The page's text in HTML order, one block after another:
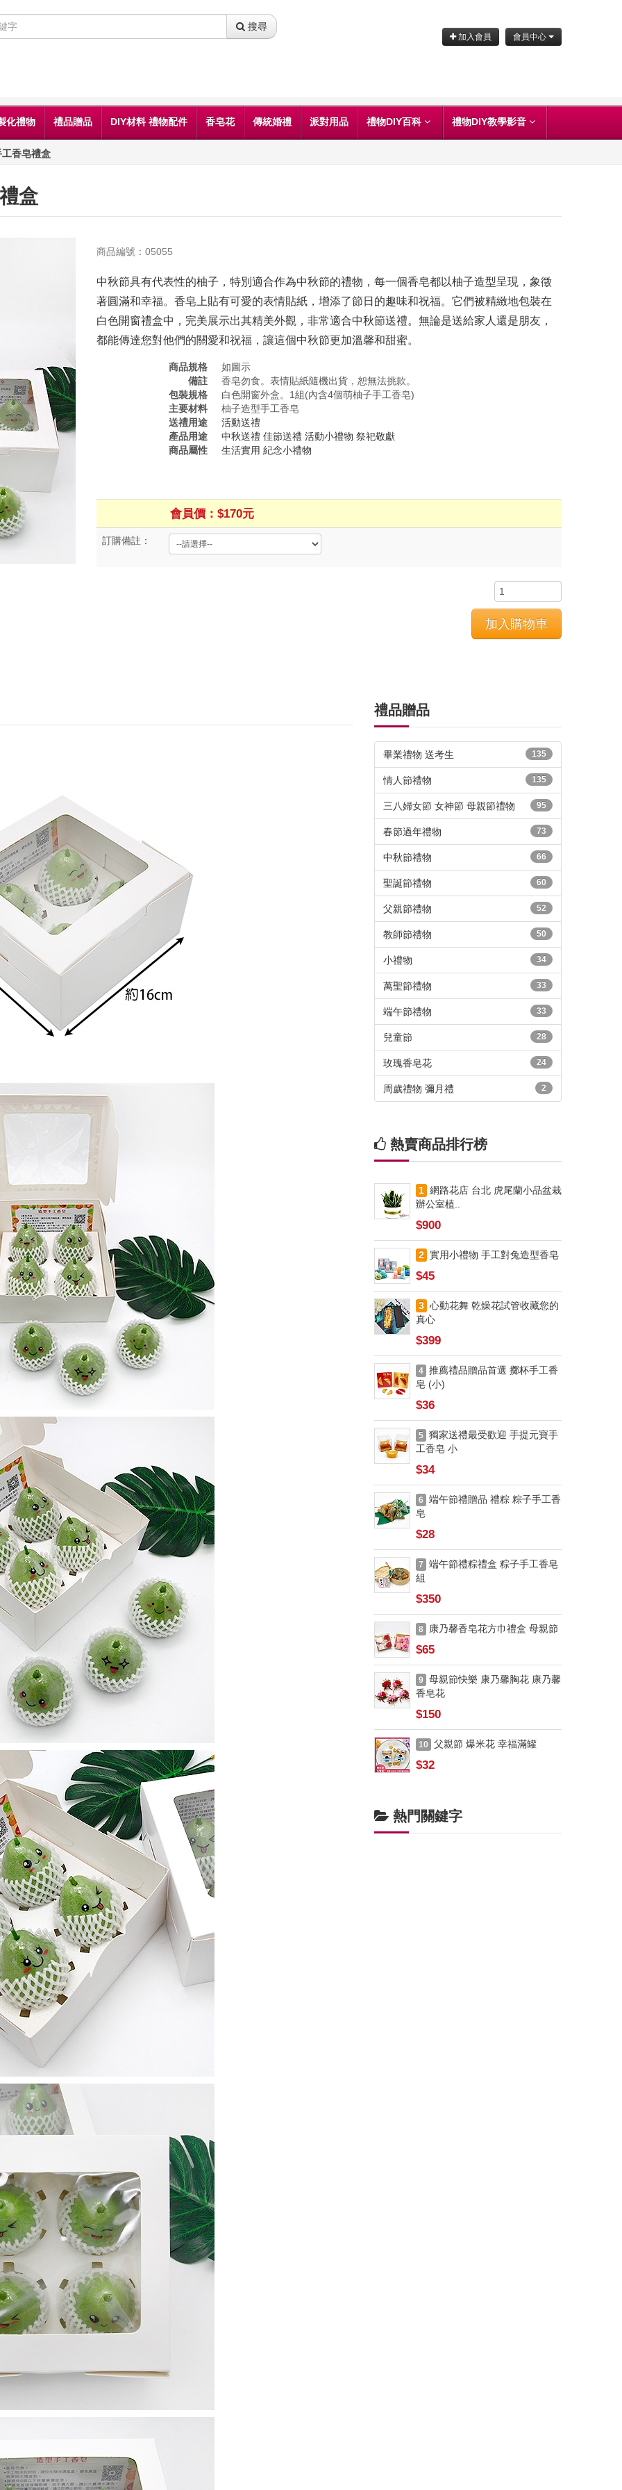
搜尋
加入會員 會員中心
化禮物 禮品贈品 DIY材料 禮物配件 香皂花 傳統婚禮 派對用品 禮物DIY百科 禮物DIY教學影音
香皂禮盒
盒
商品編號：05055
中秋節具有代表性的柚子，特別適合作為中秋節的禮物，每一個香皂都以柚子造型呈現，象徵
著圓滿和幸福。香皂上貼有可愛的表情貼紙，增添了節日的趣味和祝福。它們被精緻地包裝在
白色開窗禮盒中，完美展示出其精美外觀，非常適合中秋節送禮。無論是送給家人還是朋友，
都能傳達您對他們的關愛和祝福，讓這個中秋節更加溫馨和甜蜜。
商品規格
如圖示
備註
香皂勿食。表情貼紙隨機出貨，恕無法挑款。
包裝規格
白色開窗外盒。1組(內含4個萌柚子手工香皂)
主要材料
柚子造型手工香皂
送禮用途
活動送禮
產品用途
中秋送禮 佳節送禮 活動小禮物 祭祀敬獻
商品屬性
生活實用 紀念小禮物
會員價：$170元
訂購備註：
禮品贈品
畢業禮物 送考生 135
情人節禮物 135
三八婦女節 女神節 母親節禮物 95
春節過年禮物 73
中秋節禮物 66
聖誕節禮物 60
父親節禮物 52
教師節禮物 50
小禮物 34
萬聖節禮物 33
端午節禮物 33
兒童節 28
玫瑰香皂花 24
周歲禮物 彌月禮 2
熱賣商品排行榜
1 網路花店 台北 虎尾蘭小品盆栽
辦公室植..
$900
2 實用小禮物 手工對兔造型香皂
$45
3 心動花舞 乾燥花試管收藏您的
真心
$399
4 推薦禮品贈品首選 擲杯手工香
皂 (小)
$36
5 獨家送禮最受歡迎 手提元寶手
工香皂 小
$34
6
端午節禮贈品 禮粽 粽子手工香
皂
$28
7
端午節禮粽禮盒 粽子手工香皂
組
$350
8 康乃馨香皂花方巾禮盒 母親節
$65
9
母親節快樂 康乃馨胸花 康乃馨
香皂花
$150
10 父親節 爆米花 幸福滿罐
$32
熱門關鍵字